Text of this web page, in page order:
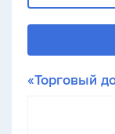
«Торговый